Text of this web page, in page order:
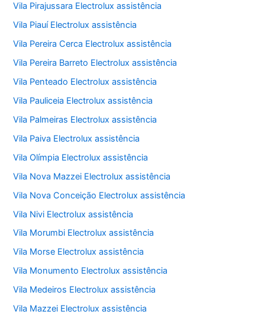
Vila Pirajussara Electrolux assistência
Vila Piauí Electrolux assistência
Vila Pereira Cerca Electrolux assistência
Vila Pereira Barreto Electrolux assistência
Vila Penteado Electrolux assistência
Vila Pauliceia Electrolux assistência
Vila Palmeiras Electrolux assistência
Vila Paiva Electrolux assistência
Vila Olímpia Electrolux assistência
Vila Nova Mazzei Electrolux assistência
Vila Nova Conceição Electrolux assistência
Vila Nivi Electrolux assistência
Vila Morumbi Electrolux assistência
Vila Morse Electrolux assistência
Vila Monumento Electrolux assistência
Vila Medeiros Electrolux assistência
Vila Mazzei Electrolux assistência